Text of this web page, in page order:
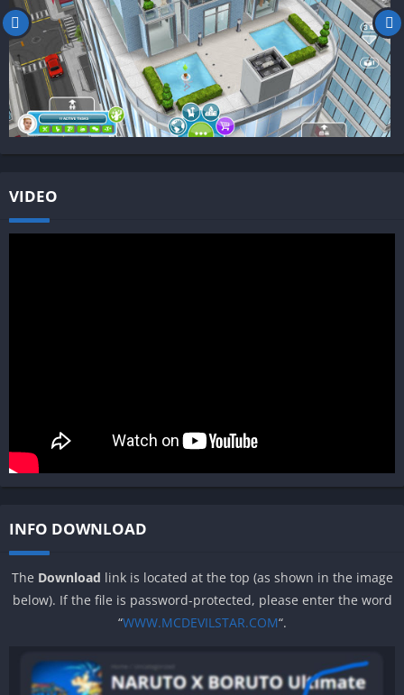
VIDEO
INFO DOWNLOAD
The Download link is located at the top (as shown in the image
below). If the file is password-protected, please enter the word
“WWW.MCDEVILSTAR.COM“.